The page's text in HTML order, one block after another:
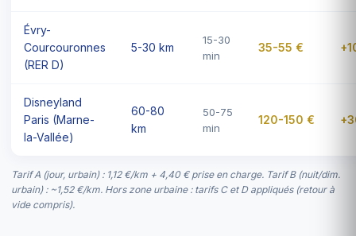
Évry-
Courcouronnes
(RER D)
5-30 km
15-30
min
35-55 €
Disneyland
Paris (Marne-
la-Vallée)
60-80
km
50-75
min
120-150 €
Tarif A (jour, urbain) : 1,12 €/km + 4,40 € prise en charge. Tarif B (nuit/dim.
urbain) : ~1,52 €/km. Hors zone urbaine : tarifs C et D appliqués (retour à
vide compris).